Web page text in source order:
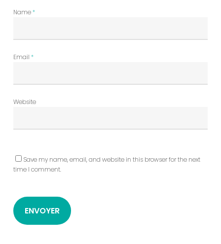
Name*
Email *
Website
Save my name, email, and website in this browser for the next
time I comment.